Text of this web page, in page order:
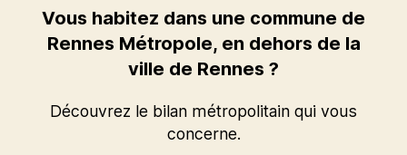
Vous habitez dans une commune de
Rennes Métropole, en dehors de la
ville de Rennes ?
Découvrez le bilan métropolitain qui vous
concerne.